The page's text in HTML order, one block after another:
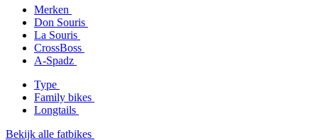
Merken
Don Souris
La Souris
CrossBoss
A-Spadz
Type
Family bikes
Longtails
Bekijk alle fatbikes